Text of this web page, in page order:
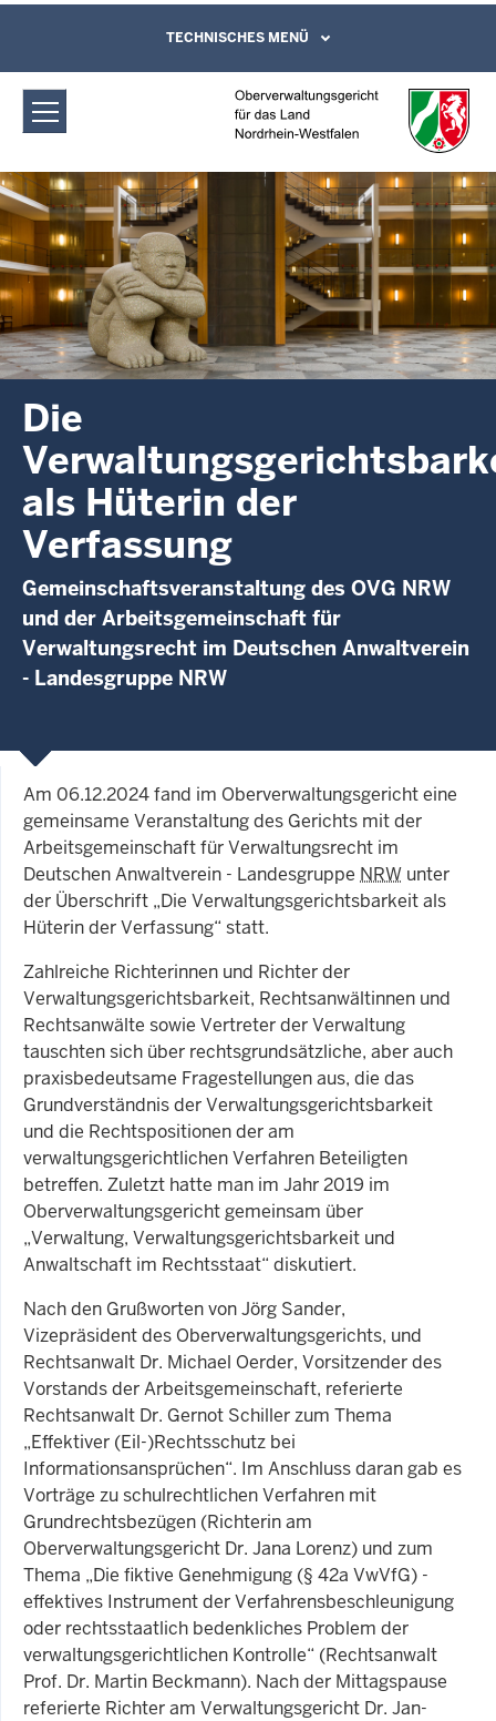
Oberverwaltungsgericht für das Land
Nordrhein-Westfalen: Die
Verwaltungsgerichtsbarkeit als Hüterin
der Verfassung
Direkt zum Inhalt
Leichte Sprache, Gebärdensprachenvideo
und Kontaktformular
TECHNISCHES MENÜ
Die
als Hüterin der
Verfassung
Gemeinschaftsveranstaltung des OVG NRW
und der Arbeitsgemeinschaft für
Verwaltungsrecht im Deutschen Anwaltverein
- Landesgruppe NRW
Am 06.12.2024 fand im Oberverwaltungsgericht eine
gemeinsame Veranstaltung des Gerichts mit der
Arbeitsgemeinschaft für Verwaltungsrecht im
Deutschen Anwaltverein - Landesgruppe NRW unter
der Überschrift „Die Verwaltungsgerichtsbarkeit als
Hüterin der Verfassung“ statt.
Zahlreiche Richterinnen und Richter der
Verwaltungsgerichtsbarkeit, Rechtsanwältinnen und
Rechtsanwälte sowie Vertreter der Verwaltung
tauschten sich über rechtsgrundsätzliche, aber auch
praxisbedeutsame Fragestellungen aus, die das
Grundverständnis der Verwaltungsgerichtsbarkeit
und die Rechtspositionen der am
verwaltungsgerichtlichen Verfahren Beteiligten
betreffen. Zuletzt hatte man im Jahr 2019 im
Oberverwaltungsgericht gemeinsam über
„Verwaltung, Verwaltungsgerichtsbarkeit und
Anwaltschaft im Rechtsstaat“ diskutiert.
Nach den Grußworten von Jörg Sander,
Vizepräsident des Oberverwaltungsgerichts, und
Rechtsanwalt Dr. Michael Oerder, Vorsitzender des
Vorstands der Arbeitsgemeinschaft, referierte
Rechtsanwalt Dr. Gernot Schiller zum Thema
„Effektiver (Eil-)Rechtsschutz bei
Informationsansprüchen“. Im Anschluss daran gab es
Vorträge zu schulrechtlichen Verfahren mit
Grundrechtsbezügen (Richterin am
Oberverwaltungsgericht Dr. Jana Lorenz) und zum
Thema „Die fiktive Genehmigung (§ 42a VwVfG) -
effektives Instrument der Verfahrensbeschleunigung
oder rechtsstaatlich bedenkliches Problem der
verwaltungsgerichtlichen Kontrolle“ (Rechtsanwalt
Prof. Dr. Martin Beckmann). Nach der Mittagspause
referierte Richter am Verwaltungsgericht Dr. Jan-